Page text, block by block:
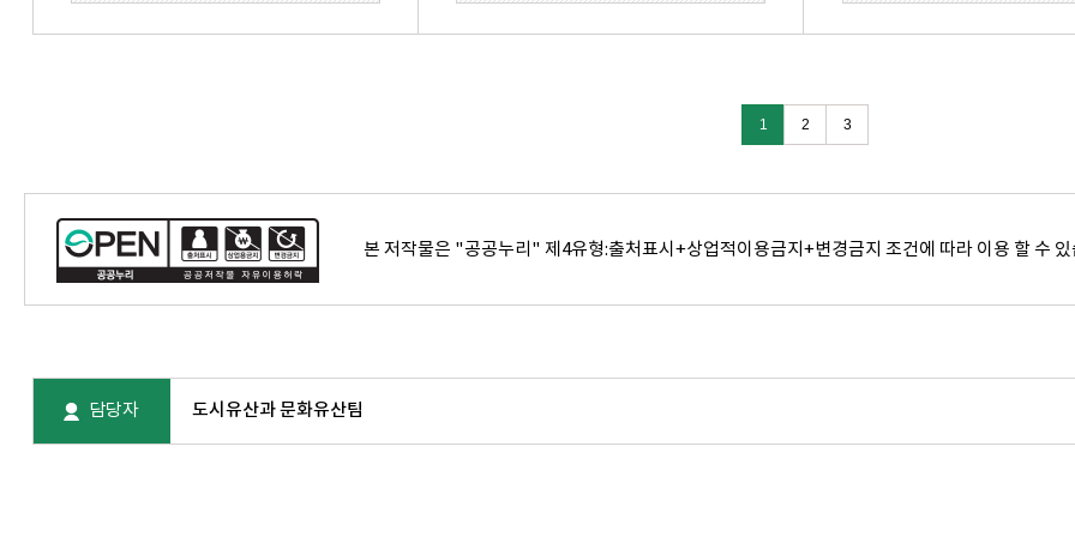
1 2 3
본 저작물은 "공공누리"제4유형:출처표시+상업적이용금지+변경금지 조건에 따라 이용 할 수
담당자 도시유산과 문화유산팀